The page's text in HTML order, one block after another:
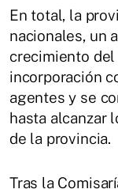
En total, la
nacionales, un
crecimiento
incorporación
agentes y se
hasta alcanzar
de la provincia.
Tras la